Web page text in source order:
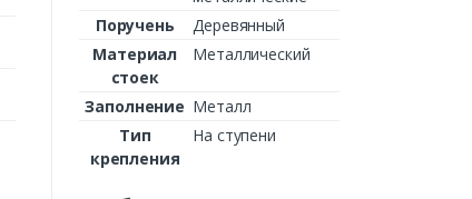
Поручень
Деревянный
Материал
стоек
Металлический
Заполнение Металл
Тип
крепления
На ступени